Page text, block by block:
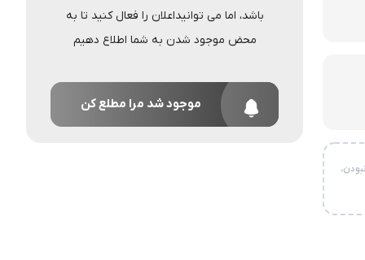
باشد، اما می توانیداعلان را فعال کنید تا به
محض موجود شدن به شما اطلاع دهیم
موجود شد مرا مطلع کن